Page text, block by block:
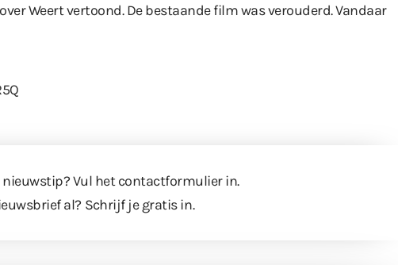
Weert vertoond. De bestaande film was verouderd. Vandaar
nieuwstip? Vul het contactformulierin.
al? Schrijf je gratis in.